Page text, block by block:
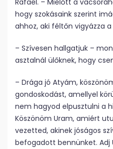
Rafael. – Mielőtt a
hogy szokásaink szerint
ahhoz, aki féltőn vigyázza
– Szívesen hallgatjuk –
asztalnál ülőknek, hogy
– Drága jó Atyám,
gondoskodást, amellyel
nem hagyod elpusztulni a
Köszönöm Uram, amiért
vezetted, akinek jóságos
befogadott bennünket. Adj